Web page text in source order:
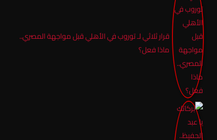
قرار ثلاثي لـ توروب في الأهلي قبل مواجهة المصري..
ماذا فعل؟